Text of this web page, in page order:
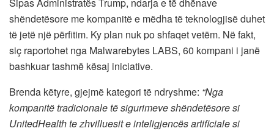
shëndetësore me kompanitë e mëdha të teknologjisë duhet
të jetë një përfitim. Ky plan nuk po shfaqet vetëm. Në fakt,
siç raportohet nga Malwarebytes LABS, 60 kompani i janë
bashkuar tashmë kësaj iniciative.
Brenda këtyre, gjejmë kategori të ndryshme: “Nga
kompanitë tradicionale të sigurimeve shëndetësore si
UnitedHealth te zhvilluesit e inteligjencës artificiale si